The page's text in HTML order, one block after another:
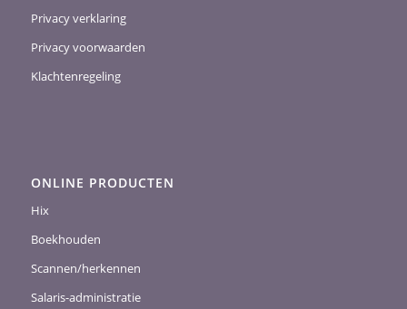
Privacy verklaring
Privacy voorwaarden
Klachtenregeling
ONLINE PRODUCTEN
Hix
Boekhouden
Scannen/herkennen
Salaris-administratie